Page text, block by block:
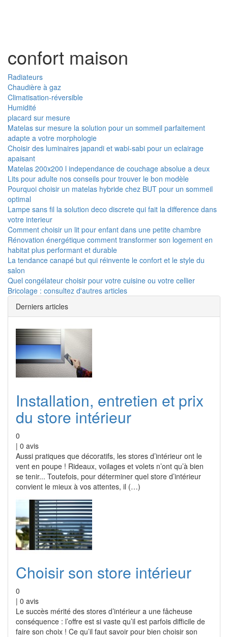
confort maison
Radiateurs
Chaudière à gaz
Climatisation-réversible
Humidité
placard sur mesure
Matelas sur mesure la solution pour un sommeil parfaitement
adapte a votre morphologie
Choisir des luminaires japandi et wabi-sabi pour un eclairage
apaisant
Matelas 200x200 l independance de couchage absolue a deux
Lits pour adulte nos conseils pour trouver le bon modèle
Pourquoi choisir un matelas hybride chez BUT pour un sommeil
optimal
Lampe sans fil la solution deco discrete qui fait la difference dans
votre interieur
Comment choisir un lit pour enfant dans une petite chambre
Rénovation énergétique comment transformer son logement en
habitat plus performant et durable
La tendance canapé but qui réinvente le confort et le style du
salon
Quel congélateur choisir pour votre cuisine ou votre cellier
Bricolage : consultez d'autres articles
Derniers articles
Installation, entretien et prix
du store intérieur
0
| 0 avis
Aussi pratiques que décoratifs, les stores d’intérieur ont le
vent en poupe ! Rideaux, voilages et volets n’ont qu’à bien
se tenir... Toutefois, pour déterminer quel store d’intérieur
convient le mieux à vos attentes, il (…)
Choisir son store intérieur
0
| 0 avis
Le succès mérité des stores d’intérieur a une fâcheuse
conséquence : l’offre est si vaste qu’il est parfois difficile de
faire son choix ! Ce qu’il faut savoir pour bien choisir son